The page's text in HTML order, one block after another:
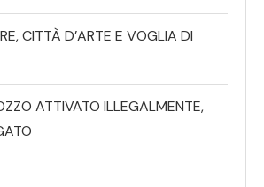
CITTÀ D’ARTE E VOGLIA DI
ATTIVATO ILLEGALMENTE,